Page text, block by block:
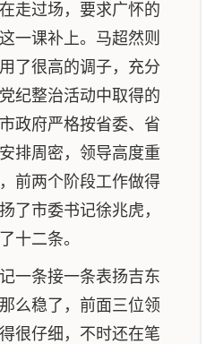
走过场，要求广怀的
一课补上。马超然则
了很高的调子，充分
纪整治活动中取得的
政府严格按省委、省
排周密，领导高度重
前两个阶段工作做得
了市委书记徐兆虎，
十二条。
一条接一条表扬吉东
么稳了，前面三位领
很仔细，不时还在笔